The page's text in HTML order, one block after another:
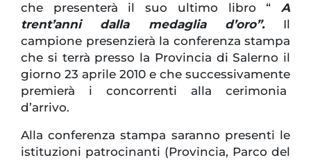
che presenterà il suo ultimo libro “ A
trent’anni dalla medaglia d’oro”.
Il
campione presenzierà la conferenza stampa
che si terrà presso la Provincia di Salerno il
giorno 23 aprile 2010 e che successivamente
premierà i concorrenti alla cerimonia
d’arrivo.
Alla conferenza stampa saranno presenti le
istituzioni patrocinanti (Provincia, Parco del